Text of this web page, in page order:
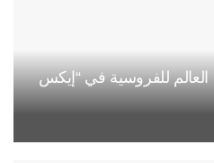
للفروسية في “إيكس